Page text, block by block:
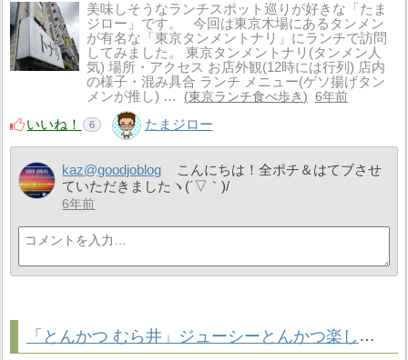
美味しそうなランチスポット巡りが好きな「たま
ジロー」です。 今回は東京木場にあるタンメン
が有名な「東京タンメントナリ」にランチで訪問
してみました。 東京タンメントナリ(タンメン人
気) 場所・アクセス お店外観(12時には行列) 店内
の様子・混み具合 ランチ メニュー(ゲソ揚げタン
メンが推し) …
東京ランチ食べ歩き 6年前
いいね！ 6 たまジロー
kaz@goodjoblog
こんにちは！全ポチ＆はてブさせ
ていただきましたヽ(´▽｀)/
6年前
「とんかつ むら井」ジューシーとんかつ楽しめる鶴見駅ランチ